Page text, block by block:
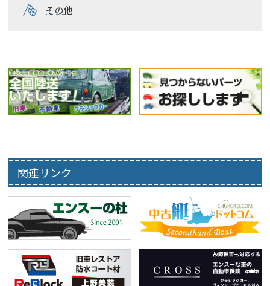
その他
関連リンク